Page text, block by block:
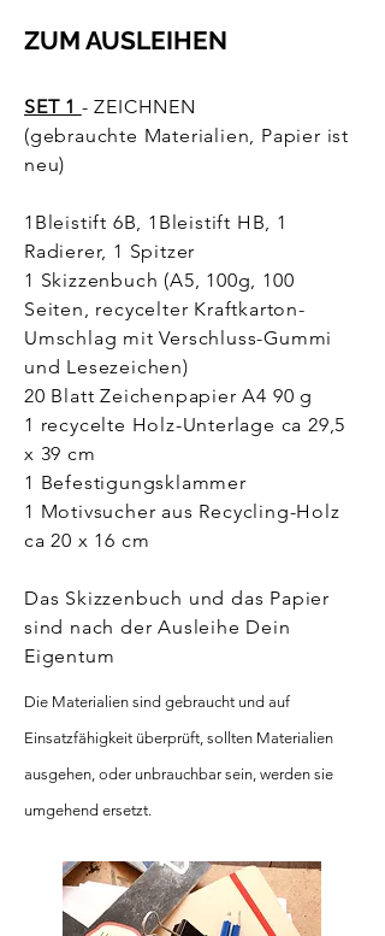
ZUM AUSLEIHEN
SET 1 - ZEICHNEN
(gebrauchte Materialien, Papier ist
neu)
1Bleistift 6B, 1Bleistift HB, 1
Radierer, 1 Spitzer
1 Skizzenbuch (A5, 100g, 100
Seiten, recycelter Kraftkarton-
Umschlag mit Verschluss-Gummi
und Lesezeichen)
20 Blatt Zeichenpapier A4 90 g
1 recycelte Holz-Unterlage ca 29,5
x 39 cm
1 Befestigungsklammer
1 Motivsucher aus Recycling-Holz
ca 20 x 16 cm
Das Skizzenbuch und das Papier
sind nach der Ausleihe Dein
Eigentum
Die Materialien sind gebraucht und auf
Einsatzfähigkeit überprüft, sollten Materialien
ausgehen, oder unbrauchbar sein, werden sie
umgehend ersetzt.